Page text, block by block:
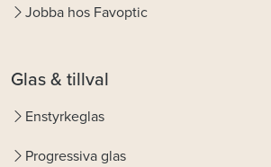
Jobba hos Favoptic
Glas & tillval
Enstyrkeglas
Progressiva glas